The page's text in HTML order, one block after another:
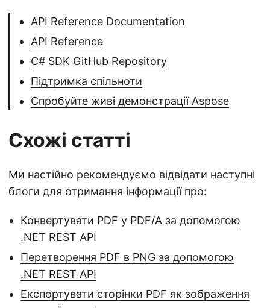
API Reference Documentation
API Reference
C# SDK GitHub Repository
Підтримка спільноти
Спробуйте живі демонстрації Aspose
Схожі статті
Ми настійно рекомендуємо відвідати наступні
блоги для отримання інформації про:
Конвертувати PDF у PDF/A за допомогою
.NET REST API
Перетворення PDF в PNG за допомогою
.NET REST API
Експортувати сторінки PDF як зображення